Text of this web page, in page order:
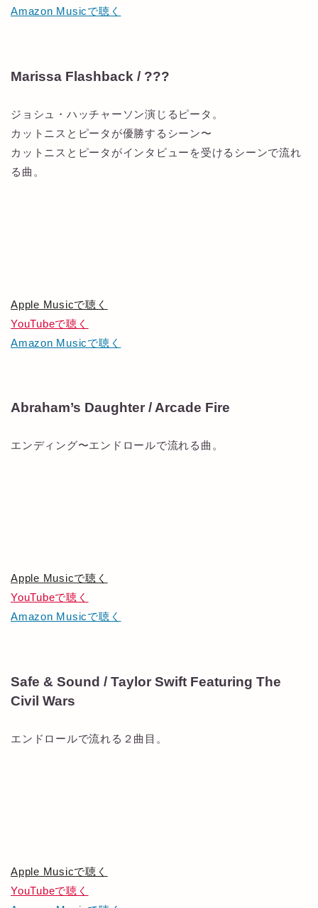
Amazon Musicで聴く
Marissa Flashback / ???
ジョシュ・ハッチャーソン演じるピータ。
カットニスとピータが優勝するシーン〜
カットニスとピータがインタビューを受けるシーンで流れ
る曲。
Apple Musicで聴く
YouTubeで聴く
Amazon Musicで聴く
Abraham’s Daughter / Arcade Fire
エンディング〜エンドロールで流れる曲。
Apple Musicで聴く
YouTubeで聴く
Amazon Musicで聴く
Safe & Sound / Taylor Swift Featuring The
Civil Wars
エンドロールで流れる２曲目。
Apple Musicで聴く
YouTubeで聴く